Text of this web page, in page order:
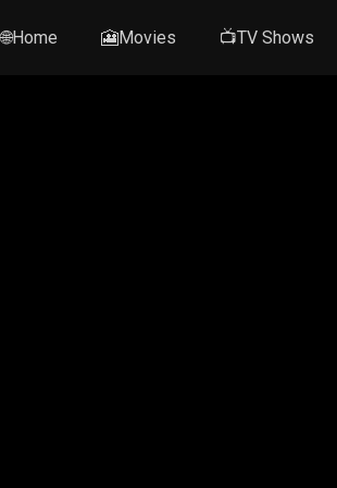
🌐Home 🎦Movies 📺TV Shows